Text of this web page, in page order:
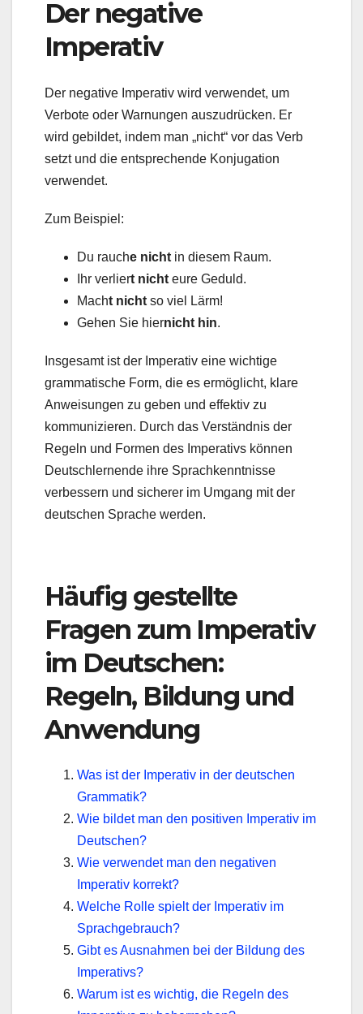
Der negative
Imperativ
Der negative Imperativ wird verwendet, um
Verbote oder Warnungen auszudrücken. Er
wird gebildet, indem man „nicht“ vor das Verb
setzt und die entsprechende Konjugation
verwendet.
Zum Beispiel:
Du rauche nicht in diesem Raum.
Ihr verliert nicht eure Geduld.
Macht nicht so viel Lärm!
Gehen Sie hiernicht hin.
Insgesamt ist der Imperativ eine wichtige
grammatische Form, die es ermöglicht, klare
Anweisungen zu geben und effektiv zu
kommunizieren. Durch das Verständnis der
Regeln und Formen des Imperativs können
Deutschlernende ihre Sprachkenntnisse
verbessern und sicherer im Umgang mit der
deutschen Sprache werden.
Häufig gestellte
Fragen zum Imperativ
im Deutschen:
Regeln, Bildung und
Anwendung
Was ist der Imperativ in der deutschen
Grammatik?
Wie bildet man den positiven Imperativ im
Deutschen?
Wie verwendet man den negativen
Imperativ korrekt?
Welche Rolle spielt der Imperativ im
Sprachgebrauch?
Gibt es Ausnahmen bei der Bildung des
Imperativs?
Warum ist es wichtig, die Regeln des